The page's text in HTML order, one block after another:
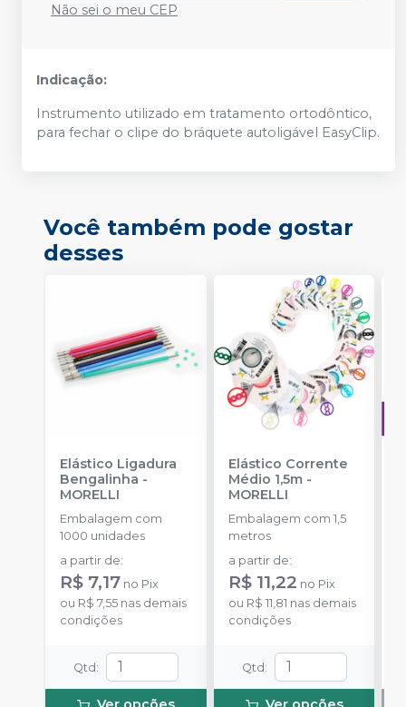
Não sei o meu CEP
Indicação:
Instrumento utilizado em tratamento ortodôntico,
para fechar o clipe do bráquete autoligável EasyClip.
Você também pode gostar
desses
Elástico Ligadura
Bengalinha -
MORELLI
Embalagem com
1000 unidades
a partir de:
R$ 7,17 no Pix
ou R$ 7,55 nas demais
condições
Qtd :
Elástico Corrente
Médio 1,5m-
MORELLI
Embalagem com 1,5
metros
a partir de:
R$ 11,22 no Pix
ou R$ 11,81 nas demais
condições
Qtd :